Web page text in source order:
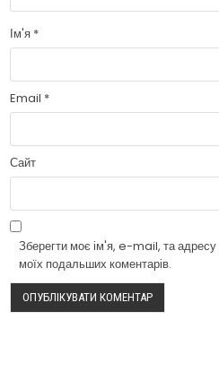
Ім'я *
Email *
Сайт
Зберегти моє ім'я, e-mail, та адресу
моїх подальших коментарів.